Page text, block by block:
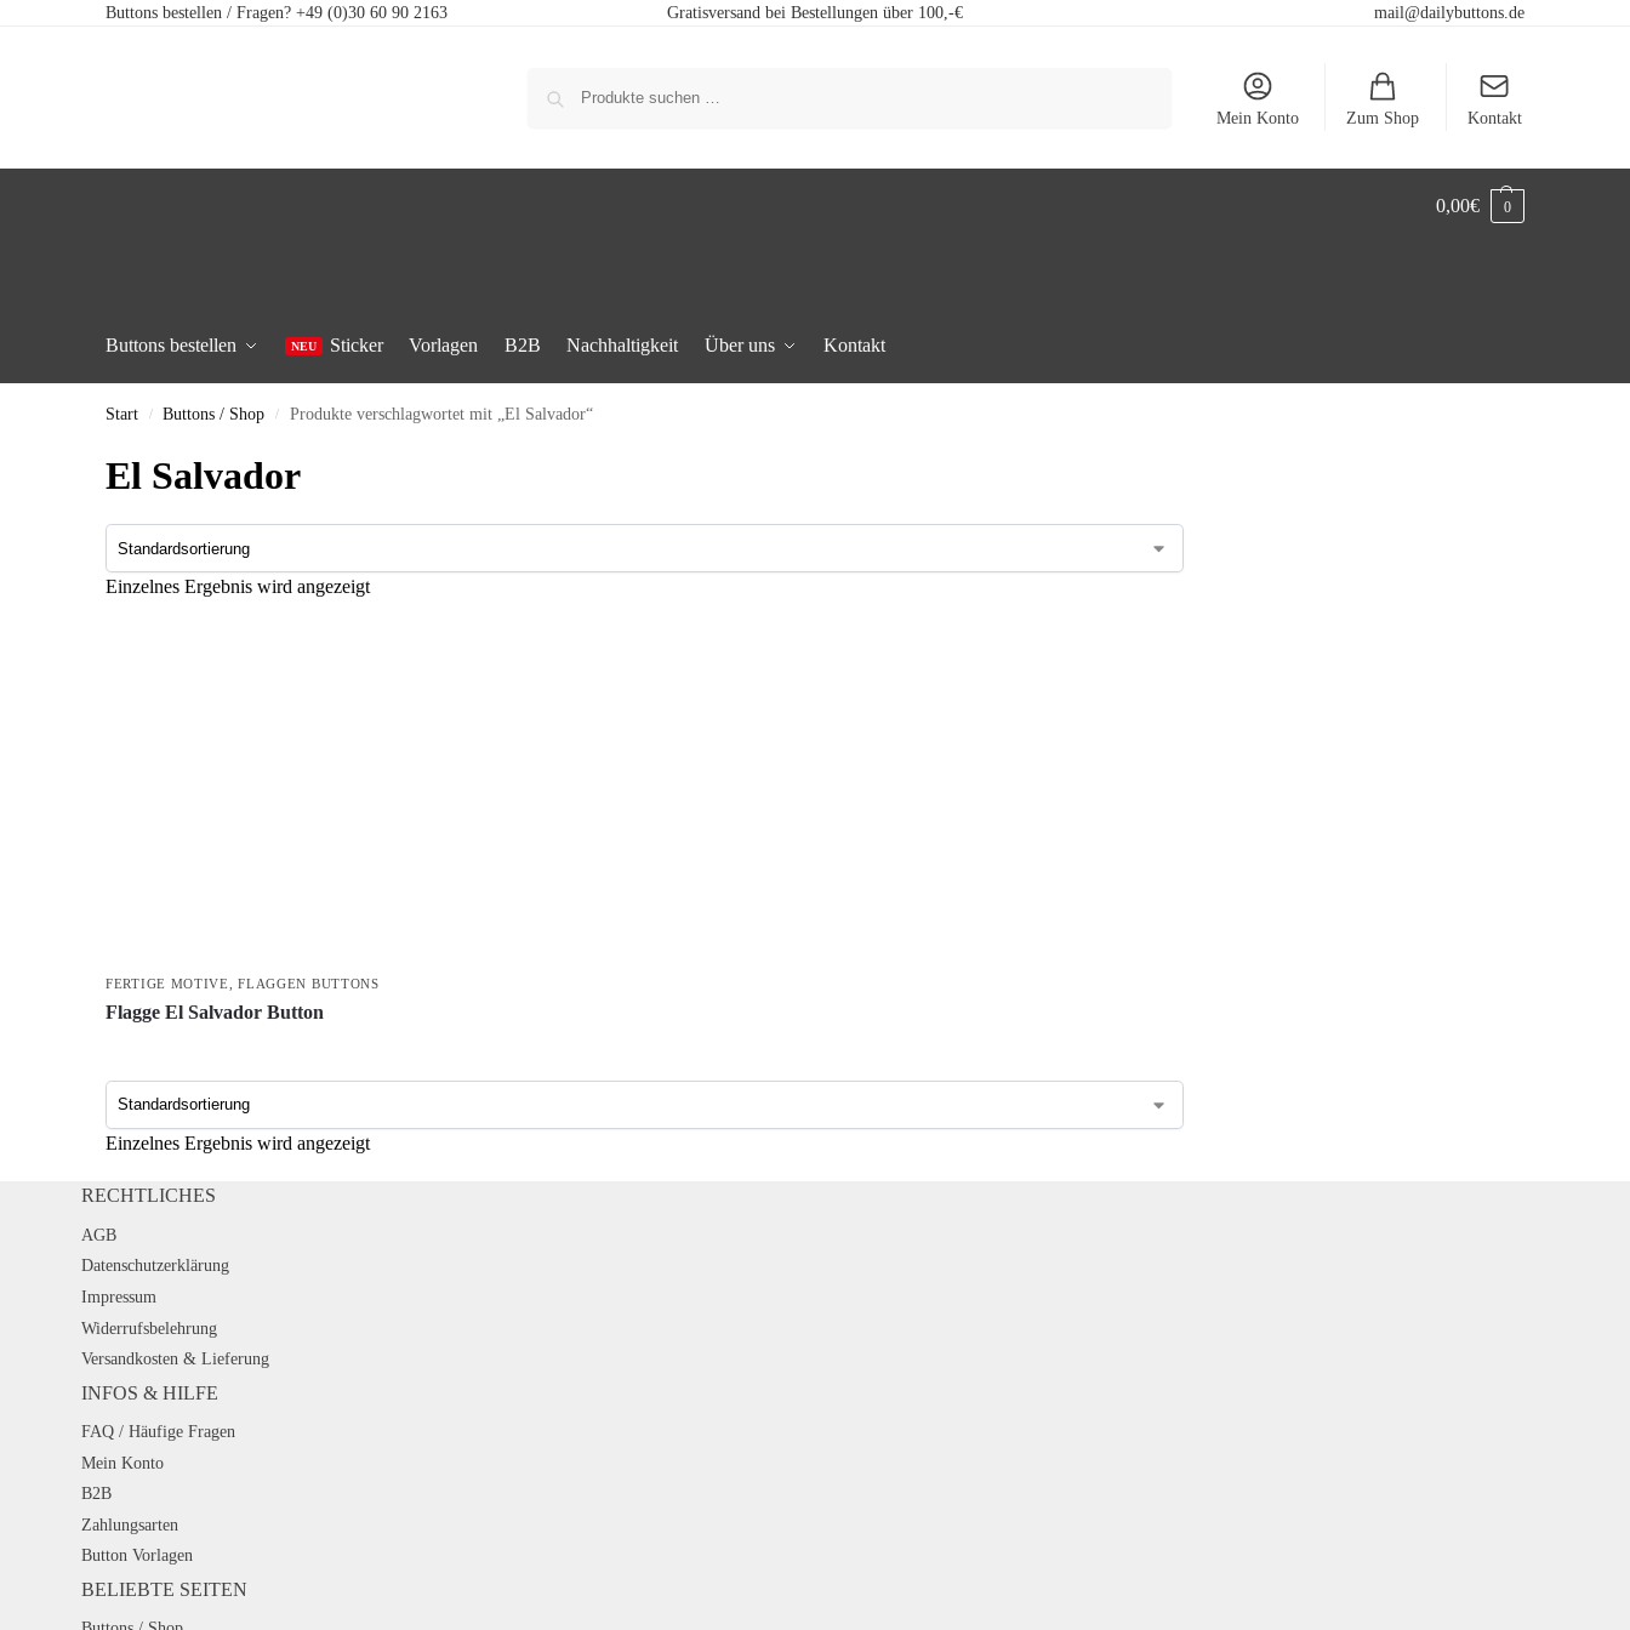
Buttons bestellen / Fragen? +49 (0)30 60 90 2163 Gratisversand bei Bestellungen über 100,-€ mail@dailybuttons.de
Mein Konto Zum Shop Kontakt
Buttons bestellen Sticker Vorlagen B2B Nachhaltigkeit Über uns Kontakt
0,00€ 0
Start / Buttons / Shop / Produkte verschlagwortet mit „El Salvador“
El Salvador
Einzelnes Ergebnis wird angezeigt
FERTIGE MOTIVE ,FLAGGEN BUTTONS
Flagge El Salvador Button
Einzelnes Ergebnis wird angezeigt
RECHTLICHES
AGB
Datenschutzerklärung
Impressum
Widerrufsbelehrung
Versandkosten & Lieferung
INFOS & HILFE
FAQ / Häufige Fragen
Mein Konto
B2B
Zahlungsarten
Button Vorlagen
BELIEBTE SEITEN